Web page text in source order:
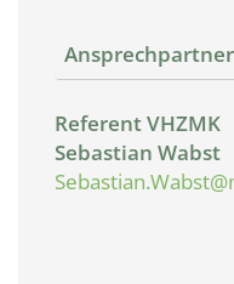
Ansprechpartner
Referent VHZMK
Sebastian Wabst